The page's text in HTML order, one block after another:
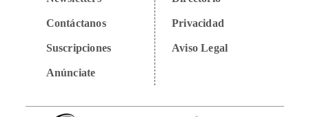
Contáctanos
Suscripciones
Anúnciate
Privacidad
Aviso Legal